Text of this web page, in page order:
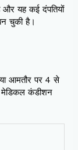
और यह कई दंपतियों
चुकी है।
आमतौर पर 4 से
मेडिकल कंडीशन